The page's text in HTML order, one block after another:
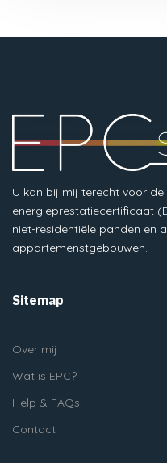
U kan bij mij terecht voor
energieprestatiecertificaat
niet-residentiële panden en
appartemenstgebouwen.
Sitemap
Over mij
Wat is EPC?
Help & FAQs
Contact